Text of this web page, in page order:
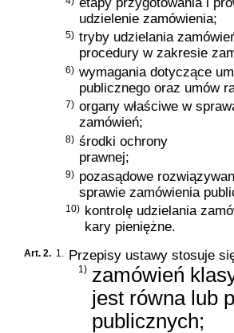
udzielenie zamówienia;
5) tryby udzielania
procedury w zakresie
6) wymagania dotyczące
publicznego oraz umów
7) organy właściwe w
zamówień;
8) środki ochrony
prawnej;
9) pozasądowe
sprawie zamówienia
10) kontrolę udzielania
kary pieniężne.
Art. 2. 1. Przepisy ustawy stosuje
1) zamówień
jest równa lub
publicznych;